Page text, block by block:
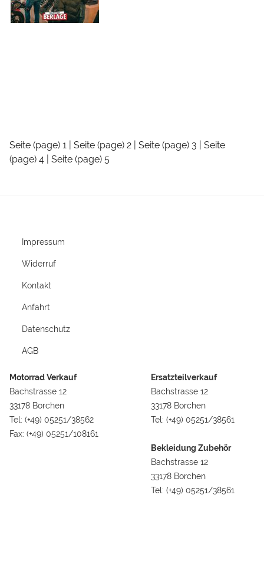
Seite (page) 1 Seite (page) 2 Seite (page) 3
Seite
(page) 4
Seite (page) 5
Impressum
Widerruf
Kontakt
Anfahrt
Datenschutz
AGB
Motorrad Verkauf
Bachstrasse 12
33178 Borchen
Tel: (+49) 05251/38562
Fax: (+49) 05251/108161
Ersatzteilverkauf
Bachstrasse 12
33178 Borchen
Tel: (+49) 05251/38561
Bekleidung Zubehör
Bachstrasse 12
33178 Borchen
Tel: (+49) 05251/38561